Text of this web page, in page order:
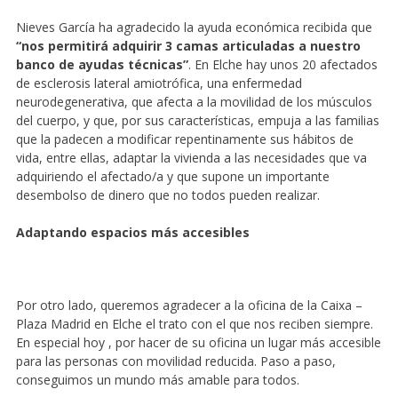
Nieves García ha agradecido la ayuda económica recibida que
“nos permitirá adquirir 3 camas articuladas a nuestro
banco de ayudas técnicas”. En Elche hay unos 20 afectados
de esclerosis lateral amiotrófica, una enfermedad
neurodegenerativa, que afecta a la movilidad de los músculos
del cuerpo, y que, por sus características, empuja a las familias
que la padecen a modificar repentinamente sus hábitos de
vida, entre ellas, adaptar la vivienda a las necesidades que va
adquiriendo el afectado/a y que supone un importante
desembolso de dinero que no todos pueden realizar.
Adaptando espacios más accesibles
Por otro lado, queremos agradecer a la oficina de la Caixa –
Plaza Madrid en Elche el trato con el que nos reciben siempre.
En especial hoy , por hacer de su oficina un lugar más accesible
para las personas con movilidad reducida. Paso a paso,
conseguimos un mundo más amable para todos.